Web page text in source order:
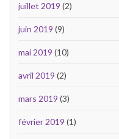
juillet 2019 (2)
juin 2019 (9)
mai 2019 (10)
avril 2019 (2)
mars 2019 (3)
février 2019 (1)